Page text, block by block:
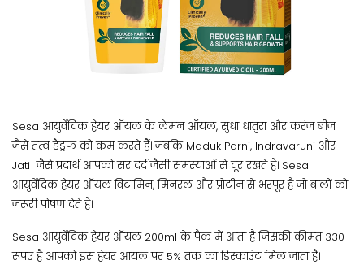
Sesa आयुर्वेदिक हेयर ऑयल के लेमन ऑयल, सुधा धातुरा और करंज बीज
जैसे तत्व डैंड्रफ को कम करते हैं। जबकि Maduk Parni, Indravaruni और
Jati जैसे प्रदार्थ आपको सर दर्द जैसी समस्याओं से दूर रखते हैं। Sesa
आयुर्वेदिक हेयर ऑयल विटामिन, मिनरल और प्रोटीन से भरपूर है जो बालों को
ज़रूरी पोषण देते हैं।
Sesa आयुर्वेदिक हेयर ऑयल 200ml के पैक में आता है जिसकी कीमत 330
रूपए है आपको इस हेयर आयल पर 5% तक का डिस्काउंट मिल जाता है।